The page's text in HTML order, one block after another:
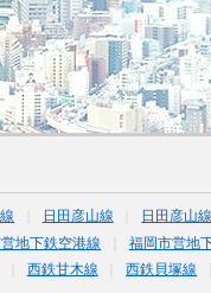
日田彦山線
日田彦山
地下鉄空港線 福岡市営地
西鉄甘木線 西鉄貝塚線